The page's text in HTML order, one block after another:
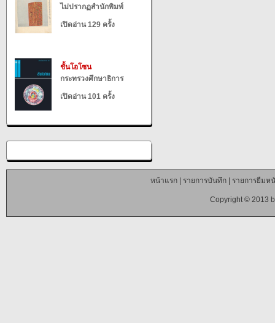
ไม่ปรากฏสำนักพิมพ์
เปิดอ่าน 129 ครั้ง
ชั้นโอโซน
กระทรวงศึกษาธิการ
เปิดอ่าน 101 ครั้ง
หน้าแรก| รายการบันทึก| รายการยืมห
Copyright © 2013